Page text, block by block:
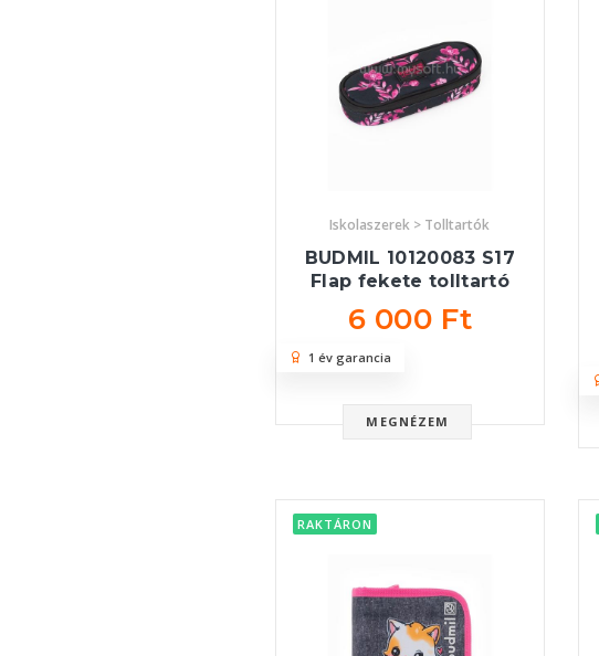
Iskolaszerek > Tolltartók
BUDMIL 10120083 S17
Flap fekete tolltartó
6 000 Ft
MEGNÉZEM
1 év garancia
RAKTÁRON